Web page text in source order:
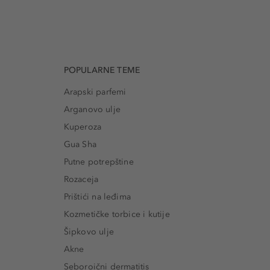
POPULARNE TEME
Arapski parfemi
Arganovo ulje
Kuperoza
Gua Sha
Putne potrepštine
Rozaceja
Prištići na leđima
Kozmetičke torbice i kutije
Šipkovo ulje
Akne
Seboroični dermatitis